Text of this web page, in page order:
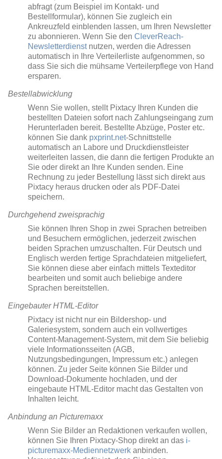
abfragt (zum Beispiel im Kontakt- und
Bestellformular), können Sie zugleich ein
Ankreuzfeld einblenden lassen, um Ihren Newsletter
zu abonnieren. Wenn Sie den CleverReach-
Newsletterdienstnutzen, werden die Adressen
automatisch in Ihre Verteilerliste aufgenommen, so
dass Sie sich die mühsame Verteilerpflege von Hand
ersparen.
Bestellabwicklung
Wenn Sie wollen, stellt Pixtacy Ihren Kunden die
bestellten Dateien sofort nach Zahlungseingang zum
Herunterladen bereit. Bestellte Abzüge, Poster etc.
können Sie dank pxprint.net-Schnittstelle
automatisch an Labore und Druckdienstleister
weiterleiten lassen, die dann die fertigen Produkte an
Sie oder direkt an Ihre Kunden senden. Eine
Rechnung zu jeder Bestellung lässt sich direkt aus
Pixtacy heraus drucken oder als PDF-Datei
speichern.
Durchgehend zweisprachig
Sie können Ihren Shop in zwei Sprachen betreiben
und Besuchern ermöglichen, jederzeit zwischen
beiden Sprachen umzuschalten. Für Deutsch und
Englisch werden fertige Sprachdateien mitgeliefert,
Sie können diese aber einfach mittels Texteditor
bearbeiten und somit auch beliebige andere
Sprachen bereitstellen.
Eingebauter HTML-Editor
Pixtacy ist nicht nur ein Bildershop- und
Galeriesystem, sondern auch ein vollwertiges
Content-Management-System, mit dem Sie beliebig
viele Informationsseiten (AGB,
Nutzungsbedingungen, Impressum etc.) anlegen
können. Zu jeder Seite können Sie Bilder und
Download-Dokumente hochladen, und der
eingebaute HTML-Editor macht das Gestalten von
Inhalten leicht.
Anbindung an Picturemaxx
Wenn Sie Bilder an Redaktionen verkaufen wollen,
können Sie Ihren Pixtacy-Shop direkt an das i-
picturemaxx-Mediennetzwerk anbinden.